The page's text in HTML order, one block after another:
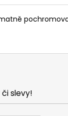
slevy!